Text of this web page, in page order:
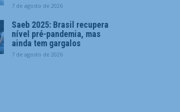
7 de agosto de 2026
Saeb 2025: Brasil recupera
nível pré-pandemia, mas
ainda tem gargalos
7 de agosto de 2026